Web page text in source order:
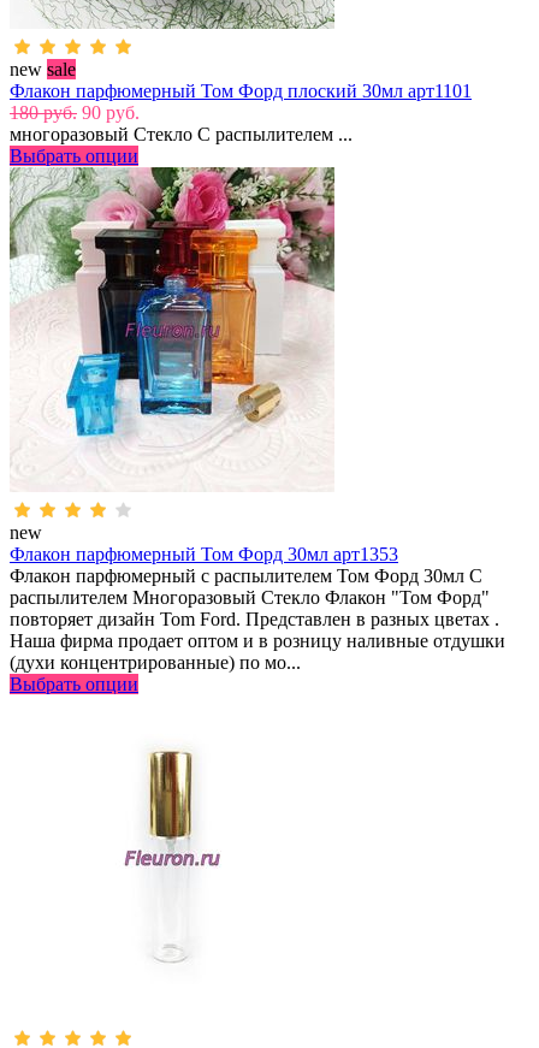
new sale
Флакон парфюмерный Том Форд плоский 30мл арт1101
180 руб. 90 руб.
многоразовый Стекло С распылителем ...
Выбрать опции
new
Флакон парфюмерный Том Форд 30мл арт1353
Флакон парфюмерный с распылителем Том Форд 30мл С
распылителем Многоразовый Стекло Флакон "Том Форд"
повторяет дизайн Tom Ford. Представлен в разных цветах .
Наша фирма продает оптом и в розницу наливные отдушки
(духи концентрированные) по мо...
Выбрать опции